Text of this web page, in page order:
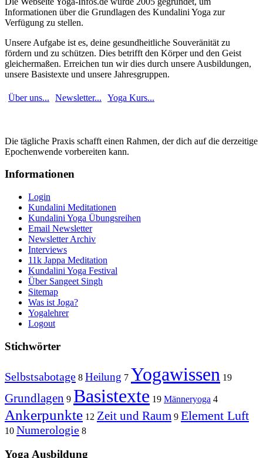
Informationen über die Grundlagen des Kundalini Yoga zur
Verfügung zu stellen.
Unsere Aufgabe ist es, deine gesundheitliche Souveränität zu
fördern und zu schützen. Dies betrifft den Körper und den Geist
gleichermaßen. Erreichen tun wir dies durch unsere Ausbildungen,
unsere Basistexte und unsere Jahresgruppen.
Über uns... Newsletter... Yoga Kurs...
Die tägliche Praxis schafft einen Rahmen, der dich auf die derzeitige
Epochenwende vorbereiten kann.
Informationen
Login
Kundalini Meditationen
Kundalini Yoga Übungsreihen
Email Newsletter
Newsletter Archiv
Interviews
11k Jappa Meditation
Kundalini Yoga Festival
Über Sangeet Singh
Sitemap
Was ist Joga?
Yogalehrer
Logout
Stichwörter
Selbstsabotage 8 Heilung 7 Yogawissen 19
Grundlagen 9 Basistexte 19 Männeryoga 4
Ankerpunkte 12 Zeit und Raum 9 Element Luft
10 Numerologie 8
Yoga Ausbildung